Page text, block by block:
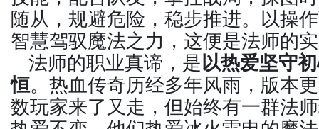
随从，规避危险，稳步推进。以操
智慧驾驭魔法之力，这便是法师的
法师的职业真谛，是以热爱坚守
恒。热血传奇历经多年风雨，版本
数玩家来了又走，但始终有一群法